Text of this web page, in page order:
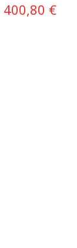
400,80 €